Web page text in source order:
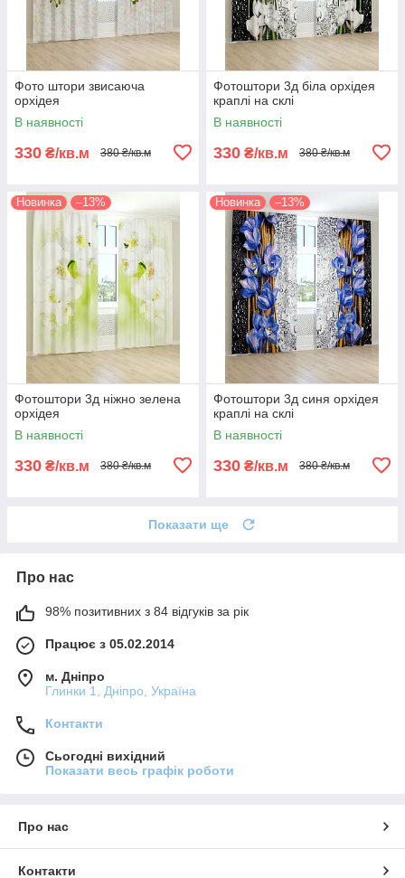
Фото штори звисаюча
орхідея
В наявності
330 ₴/кв.м 380 ₴/кв.м
Фотоштори 3д біла орхідея
краплі на склі
В наявності
330 ₴/кв.м 380 ₴/кв.м
Новинка –13%
Фотоштори 3д ніжно зелена
орхідея
В наявності
330 ₴/кв.м 380 ₴/кв.м
Новинка –13%
Фотоштори 3д синя орхідея
краплі на склі
В наявності
330 ₴/кв.м 380 ₴/кв.м
Показати ще
Про нас
98% позитивних з 84 відгуків за рік
Працює з 05.02.2014
м. Дніпро
Глинки 1, Дніпро, Україна
Контакти
Сьогодні вихідний
Показати весь графік роботи
Про нас
Контакти